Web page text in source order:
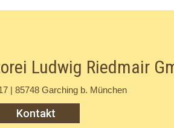
Ludwig Riedmair
| 85748 Garching b. München
Kontakt